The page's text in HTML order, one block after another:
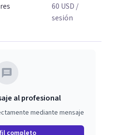
60 USD /
sesión
al profesional
mediante mensaje
completo